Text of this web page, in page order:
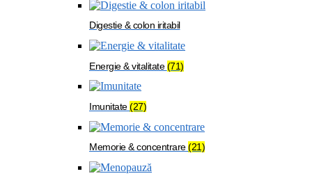
Digestie & colon iritabil
Energie & vitalitate(71)
Imunitate(27)
Memorie & concentrare(21)